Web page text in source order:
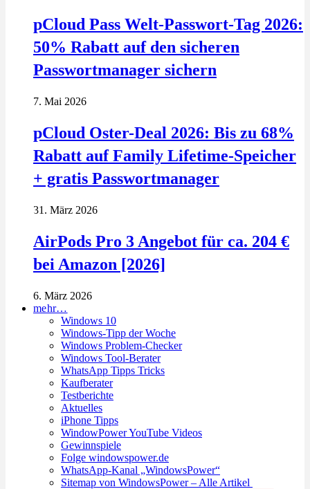
pCloud Pass Welt-Passwort-Tag 2026:
50% Rabatt auf den sicheren
Passwortmanager sichern
7. Mai 2026
pCloud Oster-Deal 2026: Bis zu 68%
Rabatt auf Family Lifetime-Speicher
+ gratis Passwortmanager
31. März 2026
AirPods Pro 3 Angebot für ca. 204 €
bei Amazon [2026]
6. März 2026
mehr…
Windows 10
Windows-Tipp der Woche
Windows Problem-Checker
Windows Tool-Berater
WhatsApp Tipps Tricks
Kaufberater
Testberichte
Aktuelles
iPhone Tipps
WindowPower YouTube Videos
Gewinnspiele
Folge windowspower.de
WhatsApp-Kanal „WindowsPower“
Sitemap von WindowsPower – Alle Artikel